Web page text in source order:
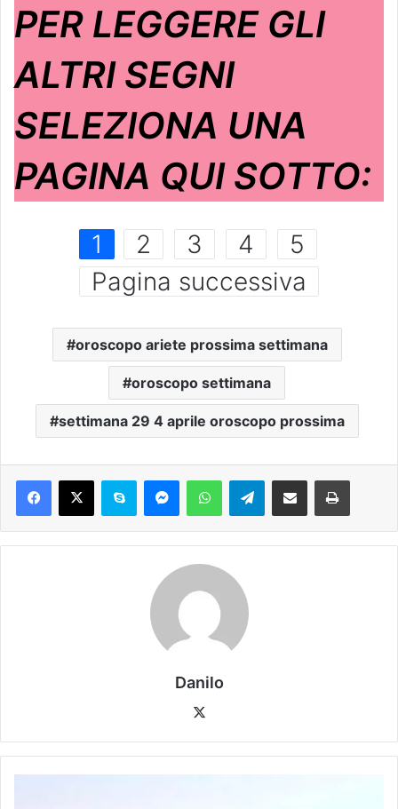
PER LEGGERE GLI
ALTRI SEGNI
SELEZIONA UNA
PAGINA QUI SOTTO:
1 2 3 4
5
Pagina successiva
oroscopo ariete prossima settimana
oroscopo settimana
settimana 29 4 aprile oroscopo prossima
Danilo